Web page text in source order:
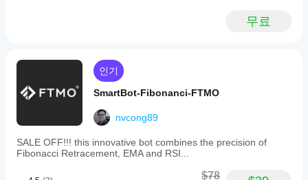
무료
인기
SmartBot-Fibonanci-FTMO
nvcong89
SALE OFF!!! this innovative bot combines the precision of
Fibonacci Retracement, EMA and RSI...
$78